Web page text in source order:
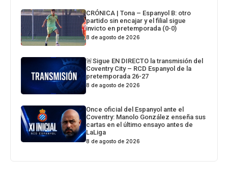
CRÓNICA | Tona – Espanyol B: otro
partido sin encajar y el filial sigue
invicto en pretemporada (0-0)
8 de agosto de 2026
🚨Sigue EN DIRECTO la transmisión del
Coventry City – RCD Espanyol de la
pretemporada 26-27
8 de agosto de 2026
Once oficial del Espanyol ante el
Coventry: Manolo González enseña sus
cartas en el último ensayo antes de
LaLiga
8 de agosto de 2026